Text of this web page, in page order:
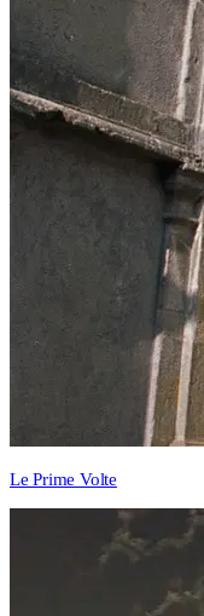
Le Prime Volte